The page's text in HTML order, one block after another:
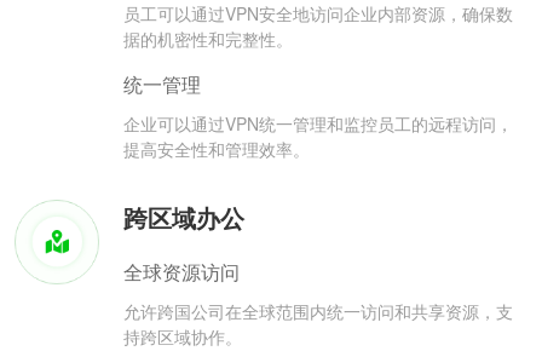
员工可以通过VPN安全地访问企业内部资源，确保数
据的机密性和完整性。
统一管理
企业可以通过VPN统一管理和监控员工的远程访问，
提高安全性和管理效率。
跨区域办公
全球资源访问
允许跨国公司在全球范围内统一访问和共享资源，支
持跨区域协作。